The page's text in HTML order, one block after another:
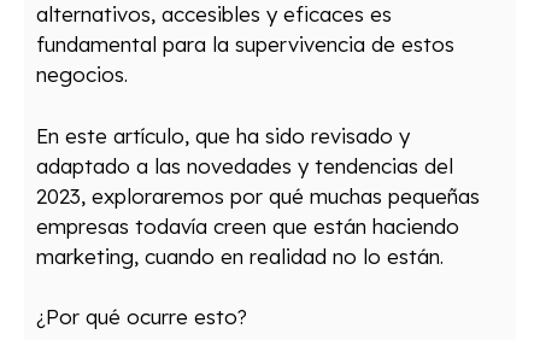
alternativos, accesibles y eficaces es
fundamental para la supervivencia de estos
negocios.
En este artículo, que ha sido revisado y
adaptado a las novedades y tendencias del
2023, exploraremos por qué muchas pequeñas
empresas todavía creen que están haciendo
marketing, cuando en realidad no lo están.
¿Por qué ocurre esto?